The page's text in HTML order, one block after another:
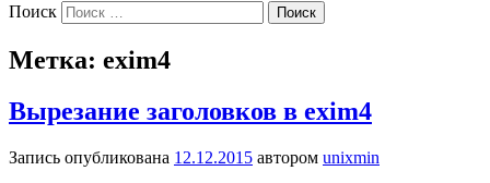
Поиск
Метка: exim4
Вырезание заголовков в exim4
Запись опубликована 12.12.2015 автором unixmin